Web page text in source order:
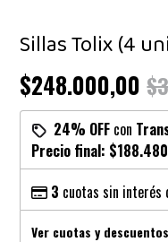
Sillas Tolix (4
$248.000,00
24% OFF con
Precio final:
3 cuotas sin interés
Ver cuotas y descuentos